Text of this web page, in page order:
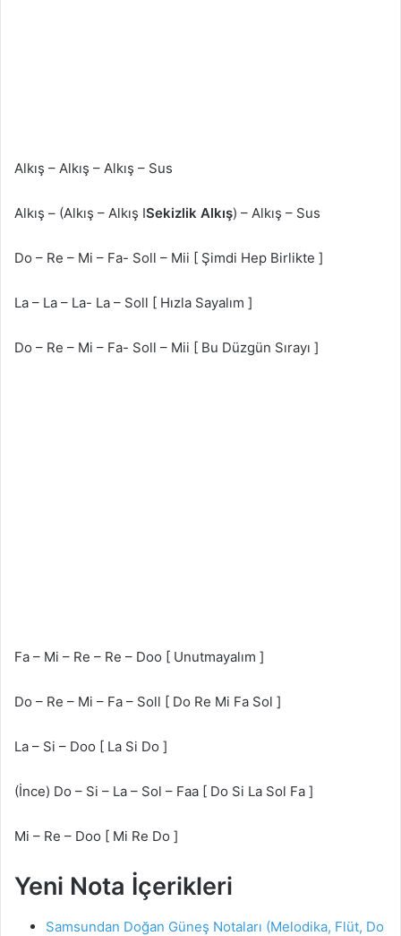
Alkış – Alkış – Alkış – Sus
Alkış – (Alkış – Alkış ISekizlik Alkış) – Alkış – Sus
Do – Re – Mi – Fa- Soll – Mii [ Şimdi Hep Birlikte ]
La – La – La- La – Soll [ Hızla Sayalım ]
Do – Re – Mi – Fa- Soll – Mii [ Bu Düzgün Sırayı ]
Fa – Mi – Re – Re – Doo [ Unutmayalım ]
Do – Re – Mi – Fa – Soll [ Do Re Mi Fa Sol ]
La – Si – Doo [ La Si Do ]
(İnce) Do – Si – La – Sol – Faa [ Do Si La Sol Fa ]
Mi – Re – Doo [ Mi Re Do ]
Yeni Nota İçerikleri
Samsundan Doğan Güneş Notaları (Melodika, Flüt, Do